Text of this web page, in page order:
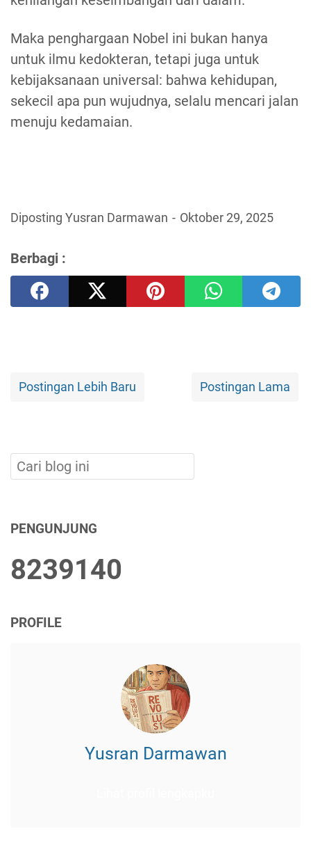
Maka penghargaan Nobel ini bukan hanya
untuk ilmu kedokteran, tetapi juga untuk
kebijaksanaan universal: bahwa kehidupan,
sekecil apa pun wujudnya, selalu mencari jalan
menuju kedamaian.
Diposting Yusran Darmawan Oktober 29, 2025
Berbagi :
Postingan Lebih Baru Postingan Lama
PENGUNJUNG
8239140
PROFILE
Yusran Darmawan